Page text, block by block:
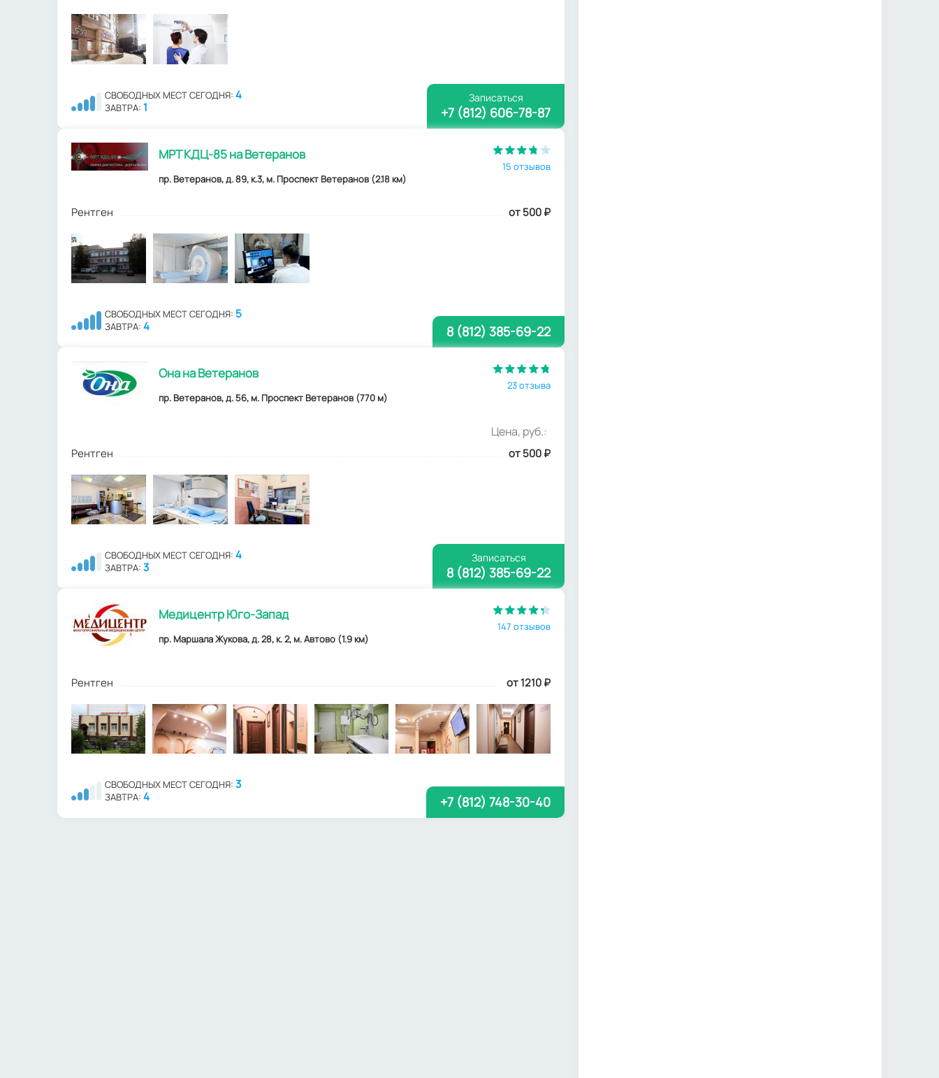
СВОБОДНЫХ МЕСТ СЕГОДНЯ: 4
ЗАВТРА: 1
Записаться
+7 (812) 606-78-87
МРТ КДЦ-85 на Ветеранов
пр. Ветеранов, д. 89, к.3, м. Проспект Ветеранов (2.18 км)
15 отзывов
Рентген от 500₽
СВОБОДНЫХ МЕСТ СЕГОДНЯ: 5
ЗАВТРА: 4 8 (812) 385-69-22
Она на Ветеранов
пр. Ветеранов, д. 56, м. Проспект Ветеранов (770 м)
23 отзыва
Цена, руб.:
Рентген от 500₽
СВОБОДНЫХ МЕСТ СЕГОДНЯ: 4
ЗАВТРА: 3
Записаться
8 (812) 385-69-22
Медицентр Юго-Запад
пр. Маршала Жукова, д. 28, к. 2, м. Автово (1.9 км)
147 отзывов
Рентген от 1210₽
СВОБОДНЫХ МЕСТ СЕГОДНЯ: 3
ЗАВТРА: 4 +7 (812) 748-30-40